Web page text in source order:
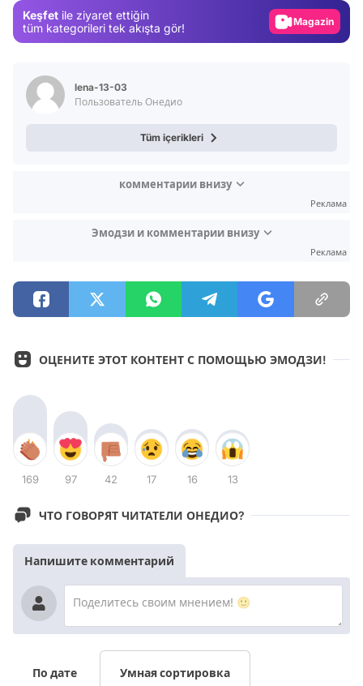
Keşfet ile ziyaret ettiğin
tüm kategorileri tek akışta gör!
Magazin
lena-13-03
Пользователь Онедио
Tüm içerikleri
комментарии внизу
Реклама
Эмодзи и комментарии внизу
Реклама
ОЦЕНИТЕ ЭТОТ КОНТЕНТ С ПОМОЩЬЮ ЭМОДЗИ!
169 97 42 17 16 13
ЧТО ГОВОРЯТ ЧИТАТЕЛИ ОНЕДИО?
Напишите комментарий
По дате Умная сортировка